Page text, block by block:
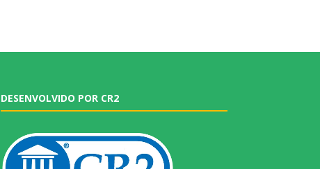
DESENVOLVIDO POR CR2